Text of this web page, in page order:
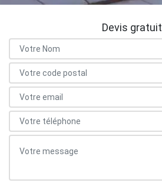
Devis gratuit